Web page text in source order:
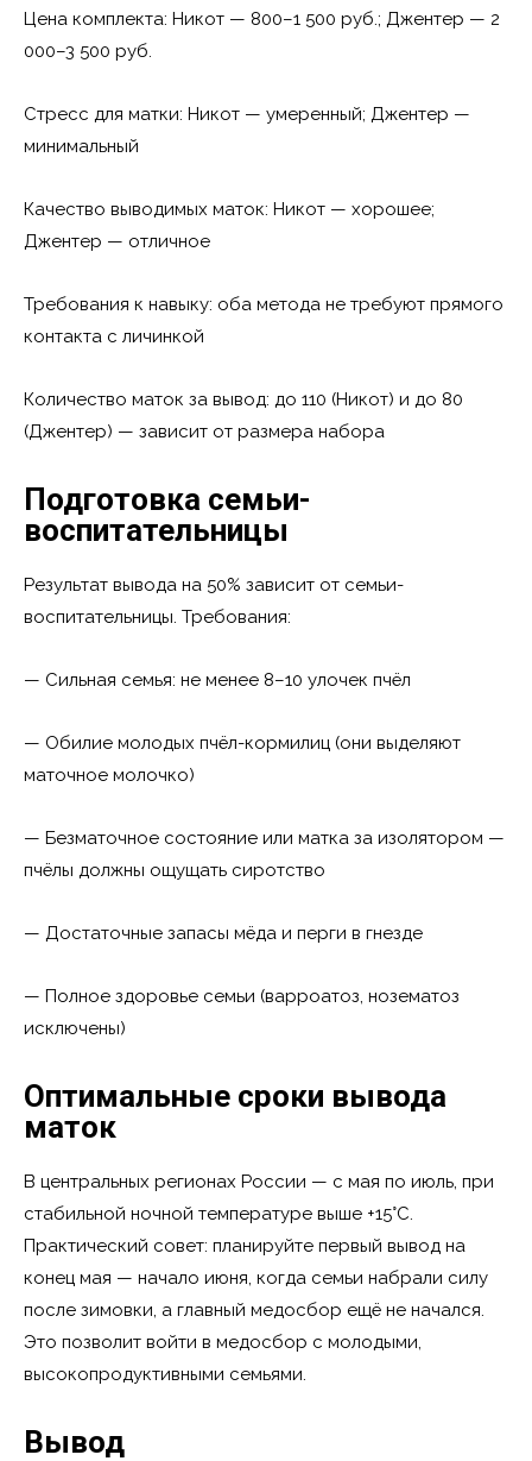
Цена комплекта: Никот — 800–1 500 руб.; Джентер — 2
000–3 500 руб.
Стресс для матки: Никот — умеренный; Джентер —
минимальный
Качество выводимых маток: Никот — хорошее;
Джентер — отличное
Требования к навыку: оба метода не требуют прямого
контакта с личинкой
Количество маток за вывод: до 110 (Никот) и до 80
(Джентер) — зависит от размера набора
Подготовка семьи-
воспитательницы
Результат вывода на 50% зависит от семьи-
воспитательницы. Требования:
— Сильная семья: не менее 8–10 улочек пчёл
— Обилие молодых пчёл-кормилиц (они выделяют
маточное молочко)
— Безматочное состояние или матка за изолятором —
пчёлы должны ощущать сиротство
— Достаточные запасы мёда и перги в гнезде
— Полное здоровье семьи (варроатоз, нозематоз
исключены)
Оптимальные сроки вывода
маток
В центральных регионах России — с мая по июль, при
стабильной ночной температуре выше +15°C.
Практический совет: планируйте первый вывод на
конец мая — начало июня, когда семьи набрали силу
после зимовки, а главный медосбор ещё не начался.
Это позволит войти в медосбор с молодыми,
высокопродуктивными семьями.
Вывод